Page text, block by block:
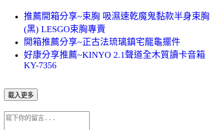
推薦開箱分享~束胸 吸濕速乾魔鬼黏款半身束胸
(黑) LESGO束胸專賣
開箱推薦分享~正古法琉璃鎮宅龍龜擺件
好康分享推薦~KINYO 2.1聲道全木質讀卡音箱
KY-7356
載入更多